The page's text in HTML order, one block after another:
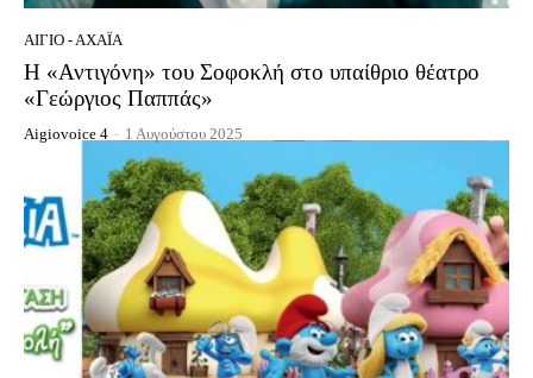
ΑΊΓΙΟ - ΑΧΑΪ́Α
Η «Αντιγόνη» του Σοφοκλή στο υπαίθριο θέατρο
«Γεώργιος Παππάς»
Aigiovoice 4 - 1 Αυγούστου 2025